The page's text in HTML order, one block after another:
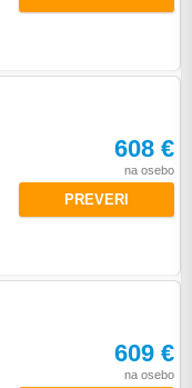
608 €
na osebo
PREVERI
609 €
na osebo